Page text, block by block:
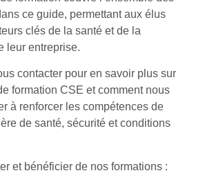
ce guide, permettant aux élus
clés de la santé et de la
leur entreprise.
contacter pour en savoir plus sur
formation CSE et comment nous
à renforcer les compétences de
de santé, sécurité et conditions
et bénéficier de nos formations :